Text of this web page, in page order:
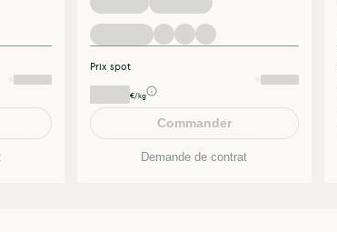
Prix spot
€/kg
Commander
Demande de contrat